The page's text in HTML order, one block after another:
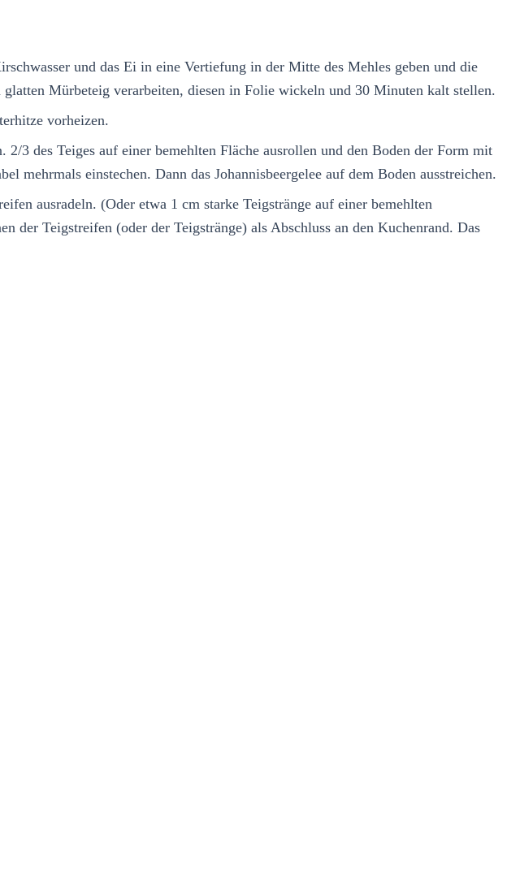
und das Ei in eine Vertiefung in der Mitte des Mehles geben und die
Mürbeteig verarbeiten, diesen in Folie wickeln und 30 Minuten kalt stellen.
vorheizen.
3 des Teiges auf einer bemehlten Fläche ausrollen und den Boden der Form mit
mehrmals einstechen. Dann das Johannisbeergelee auf dem Boden ausstreichen.
ausradeln. (Oder etwa 1 cm starke Teigstränge auf einer bemehlten
der Teigstreifen (oder der Teigstränge) als Abschluss an den Kuchenrand. Das